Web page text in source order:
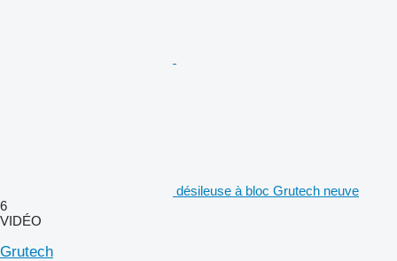
désileuse à bloc Grutech neuve
6
VIDÉO
Grutech